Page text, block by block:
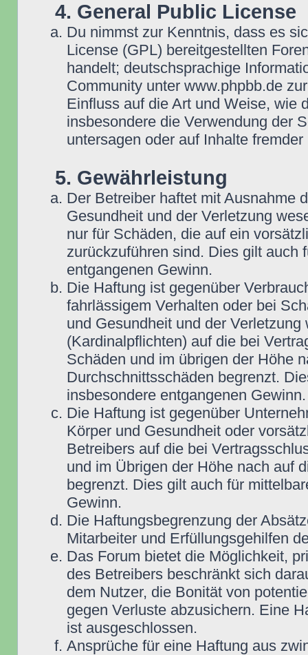
4. General Public License
Du nimmst zur Kenntnis, dass es
License (GPL) bereitgestellten
handelt; deutschsprachige
Community unter www.phpbb.de
Einfluss auf die Art und Weise, wie
insbesondere die Verwendung der
untersagen oder auf Inhalte
5. Gewährleistung
Der Betreiber haftet mit Ausnahme
Gesundheit und der Verletzung
nur für Schäden, die auf ein
zurückzuführen sind. Dies gilt auch
entgangenen Gewinn.
Die Haftung ist gegenüber
fahrlässigem Verhalten oder bei
und Gesundheit und der
(Kardinalpflichten) auf die bei
Schäden und im übrigen der Höhe
Durchschnittsschäden begrenzt.
insbesondere entgangenen Gewinn.
Die Haftung ist gegenüber
Körper und Gesundheit oder
Betreibers auf die bei
und im Übrigen der Höhe nach auf
begrenzt. Dies gilt auch für
Gewinn.
Die Haftungsbegrenzung der
Mitarbeiter und Erfüllungsgehilfen
Das Forum bietet die Möglichkeit,
des Betreibers beschränkt sich
dem Nutzer, die Bonität von
gegen Verluste abzusichern. Eine
ist ausgeschlossen.
Ansprüche für eine Haftung aus